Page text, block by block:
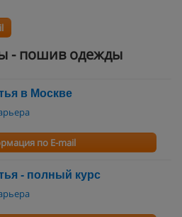
- пошив одежды
в Москве
по E-mail
- полный курс